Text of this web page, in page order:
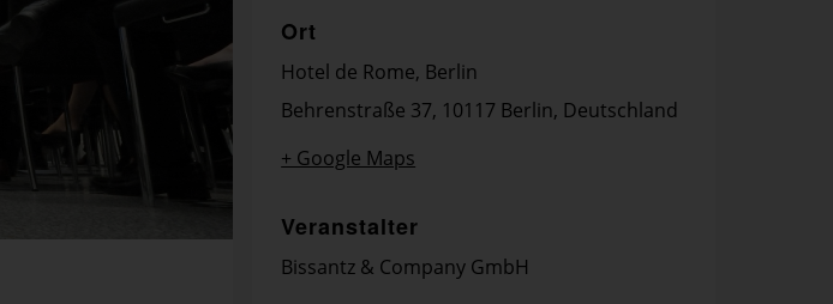
Ort
Hotel de Rome, Berlin
Behrenstraße 37, 10117 Berlin, Deutschland
+ Google Maps
Veranstalter
Bissantz & Company GmbH